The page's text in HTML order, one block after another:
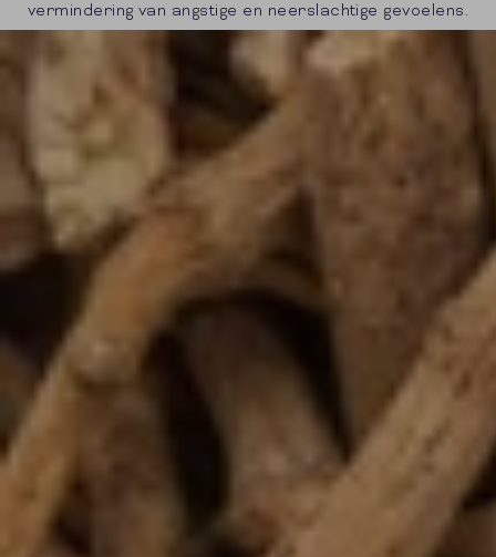
vermindering van angstige en neerslachtige gevoelens.